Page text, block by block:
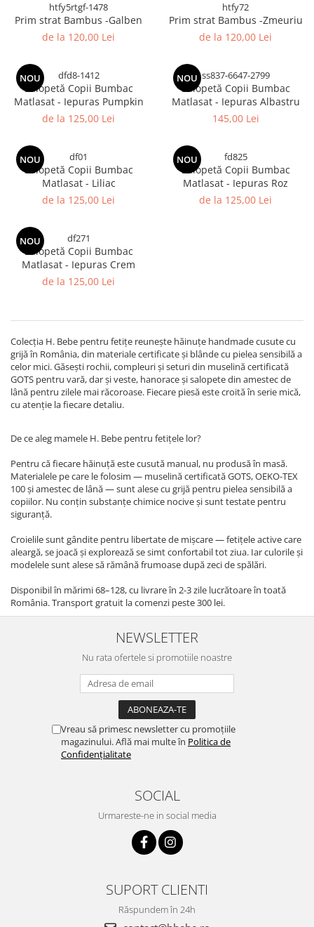
htfy5rtgf-1478
Prim strat Bambus -Galben
de la 120,00 Lei
htfy72
Prim strat Bambus -Zmeuriu
de la 120,00 Lei
NOU dfd8-1412
Salopetă Copii Bumbac
Matlasat - Iepuras Pumpkin
de la 125,00 Lei
NOU ss837-6647-2799
Salopetă Copii Bumbac
Matlasat - Iepuras Albastru
145,00 Lei
NOU df01
Salopetă Copii Bumbac
Matlasat - Liliac
de la 125,00 Lei
NOU fd825
Salopetă Copii Bumbac
Matlasat - Iepuras Roz
de la 125,00 Lei
NOU df271
Salopetă Copii Bumbac
Matlasat - Iepuras Crem
de la 125,00 Lei
Colecția H. Bebe pentru fetițe reunește hăinuțe handmade cusute cu
grijă în România, din materiale certificate și blânde cu pielea sensibilă a
celor mici. Găsești rochii, compleuri și seturi din muselină certificată
GOTS pentru vară, dar și veste, hanorace și salopete din amestec de
lână pentru zilele mai răcoroase. Fiecare piesă este croită în serie mică,
cu atenție la fiecare detaliu.
De ce aleg mamele H. Bebe pentru fetițele lor?
Pentru că fiecare hăinuță este cusută manual, nu produsă în masă.
Materialele pe care le folosim — muselină certificată GOTS, OEKO-TEX
100 și amestec de lână — sunt alese cu grijă pentru pielea sensibilă a
copiilor. Nu conțin substanțe chimice nocive și sunt testate pentru
siguranță.
Croielile sunt gândite pentru libertate de mișcare — fetițele active care
aleargă, se joacă și explorează se simt confortabil tot ziua. Iar culorile și
modelele sunt alese să rămână frumoase după zeci de spălări.
Disponibil în mărimi 68–128, cu livrare în 2-3 zile lucrătoare în toată
România. Transport gratuit la comenzi peste 300 lei.
NEWSLETTER
Nu rata ofertele si promotiile noastre
Vreau să primesc newsletter cu promoțiile
magazinului. Află mai multe în Politica de
Confidențialitate
SOCIAL
Urmareste-ne in social media
SUPORT CLIENTI
Răspundem în 24h